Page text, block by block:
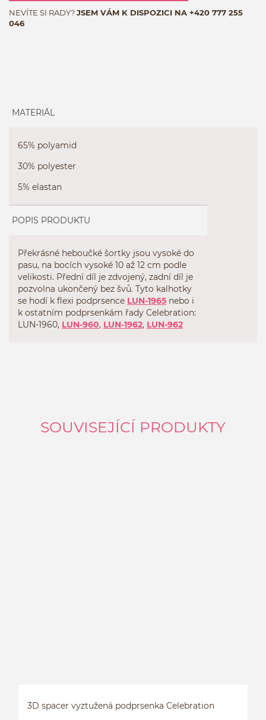
NEVÍTE SI RADY?JSEM VÁM K DISPOZICI NA +420 777 255
046
MATERIÁL
65% polyamid
30% polyester
5% elastan
POPIS PRODUKTU
Překrásné heboučké šortky jsou vysoké do
pasu, na bocích vysoké 10 až 12 cm podle
velikosti. Přední díl je zdvojený, zadní díl je
pozvolna ukončený bez švů. Tyto kalhotky
se hodí k flexi podprsence LUN-1965 nebo i
k ostatním podprsenkám řady Celebration:
LUN-1960, LUN-960, LUN-1962, LUN-962
SOUVISEJÍCÍ PRODUKTY
3D spacer vyztužená podprsenka Celebration